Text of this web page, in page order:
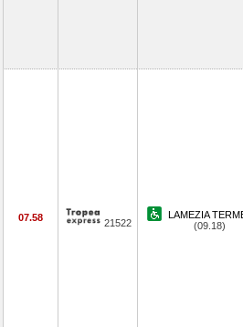
07.58 21522
LAMEZIA
(09.18)